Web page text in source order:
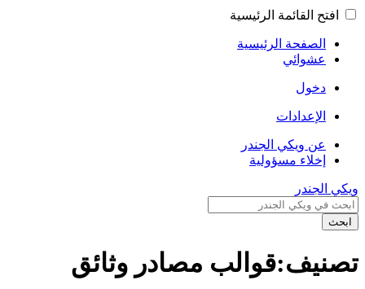
افتح القائمة الرئيسية
الصفحة الرئيسية
عشوائي
دخول
الإعدادات
عن ويكي الجندر
إخلاء مسؤولية
ويكي الجندر
ابحث
تصنيف:قوالب مصادر وثائق